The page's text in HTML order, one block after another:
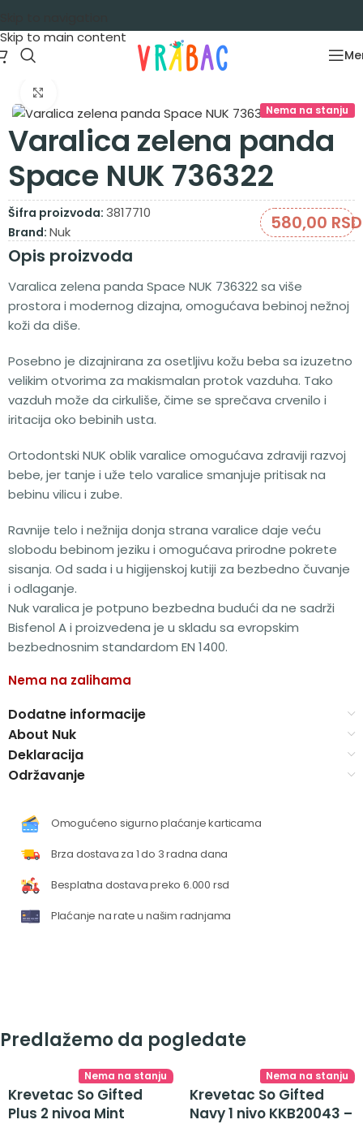
Skip to main content
Dojenje i hranjenje/Varalice
Nema na stanju
Varalica zelena panda
Space NUK 736322
Šifra proizvoda: 3817710
Brand: Nuk 580,00 RSD
Opis proizvoda
Varalica zelena panda Space NUK 736322 sa više
prostora i modernog dizajna, omogućava bebinoj nežnoj
koži da diše.
Posebno je dizajnirana za osetljivu kožu beba sa izuzetno
velikim otvorima za makismalan protok vazduha. Tako
vazduh može da cirkuliše, čime se sprečava crvenilo i
iritacija oko bebinih usta.
Ortodontski NUK oblik varalice omogućava zdraviji razvoj
bebe, jer tanje i uže telo varalice smanjuje pritisak na
bebinu vilicu i zube.
Ravnije telo i nežnija donja strana varalice daje veću
slobodu bebinom jeziku i omogućava prirodne pokrete
sisanja. Od sada i u higijenskoj kutiji za bezbedno čuvanje
i odlaganje.
Nuk varalica je potpuno bezbedna budući da ne sadrži
Bisfenol A i proizvedena je u skladu sa evropskim
bezbednosnim standardom EN 1400.
Nema na zalihama
Dodatne informacije
About Nuk
Deklaracija
Održavanje
Omogućeno sigurno plaćanje karticama
Brza dostava za 1 do 3 radna dana
Besplatna dostava preko 6.000 rsd
Plaćanje na rate u našim radnjama
Predlažemo da pogledate
Nema na stanju
Krevetac So Gifted
Plus 2 nivoa Mint
Nema na stanju
Krevetac So Gifted
Navy 1 nivo KKB20043 –